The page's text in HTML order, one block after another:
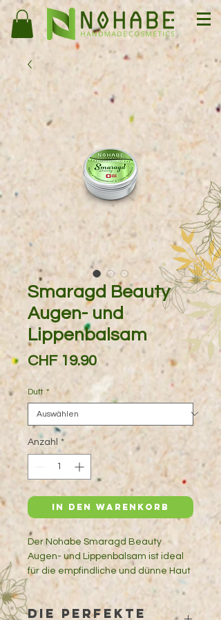
Smaragd Beauty
Augen- und
Lippenbalsam
CHF 19.90Preis
Duft *
Anzahl *
In den Warenkorb
Der Nohabe Smaragd Beauty
Augen- und Lippenbalsam ist ideal
für die empfindliche und dünne Haut
um die Augen und Lippen. Der erste
wertvolle Inhaltsstoff in diesem
Balsam ist Gurkenöl, das für seine
DIE PERFEKTE